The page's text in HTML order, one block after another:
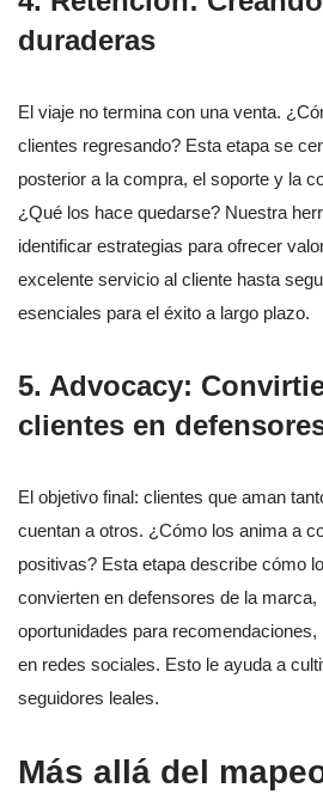
duraderas
El viaje no termina con una venta.
clientes regresando? Esta etapa se
posterior a la compra, el soporte y la
¿Qué los hace quedarse? Nuestra
identificar estrategias para ofrecer
excelente servicio al cliente hasta
esenciales para el éxito a largo plazo.
5. Advocacy:
clientes en
El objetivo final: clientes que aman
cuentan a otros. ¿Cómo los anima a
positivas? Esta etapa describe cómo
convierten en defensores de la marca,
oportunidades para
en redes sociales. Esto le ayuda a
seguidores leales.
Más allá del